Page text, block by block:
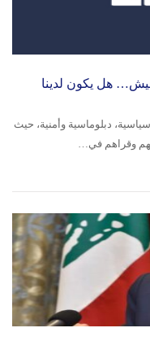
هل يكون لدينا
دبلوماسية وأمنية، حيث
وقراهم في…